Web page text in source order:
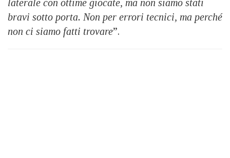
laterale con ottime giocate, ma non siamo stati
bravi sotto porta. Non per errori tecnici, ma perché
non ci siamo fatti trovare”.